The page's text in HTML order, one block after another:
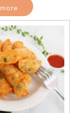
more